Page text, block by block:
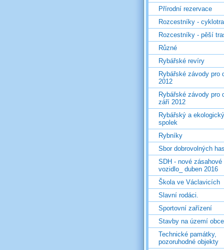
Přírodní rezervace
Rozcestníky -
Rozcestníky - pěší
Různé
Rybářské revíry
Rybářské závody pro
2012
Rybářské závody pro
září 2012
Rybářský a ekologický
spolek
Rybníky
Sbor dobrovolných
SDH - nové zásahové
vozidlo_ duben 2016
Škola ve Václavicích
Slavní rodáci.
Sportovní zařízení
Stavby na území obce
Technické památky,
pozoruhodné objekty